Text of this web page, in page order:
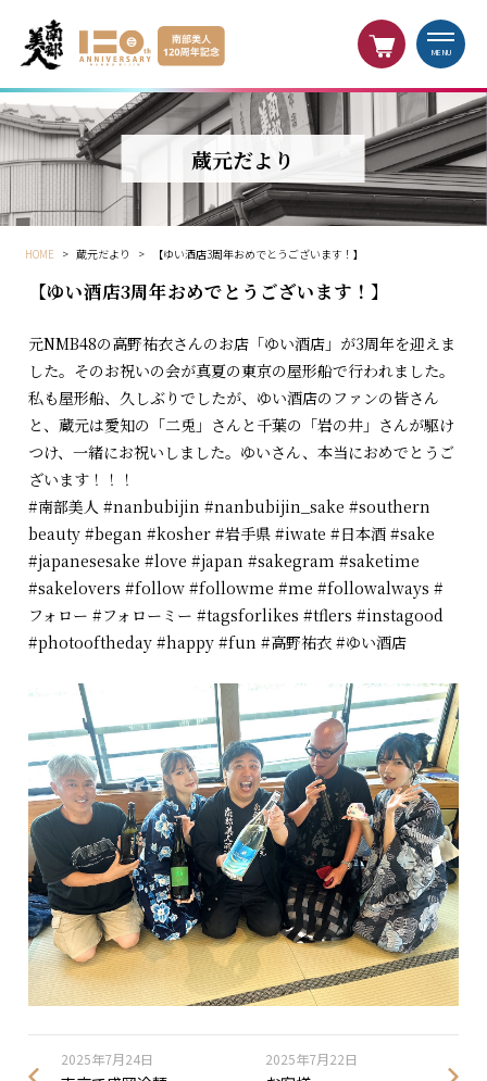
MENU
蔵元だより
HOME > 蔵元だより > 【ゆい酒店3周年おめでとうございます！】
【ゆい酒店3周年おめでとうございます！】
元NMB48の高野祐衣さんのお店「ゆい酒店」が3周年を迎えま
した。そのお祝いの会が真夏の東京の屋形船で行われました。
私も屋形船、久しぶりでしたが、ゆい酒店のファンの皆さん
と、蔵元は愛知の「二兎」さんと千葉の「岩の井」さんが駆け
つけ、一緒にお祝いしました。ゆいさん、本当におめでとうご
ざいます！！！
#南部美人 #nanbubijin #nanbubijin_sake #southern
beauty#began #kosher #岩手県 #iwate #日本酒 #sake
#japanesesake #love #japan #sakegram #saketime
#sakelovers #follow #followme #me #followalways #
フォロー #フォローミー #tagsforlikes #tflers #instagood
#photooftheday #happy #fun #高野祐衣 #ゆい酒店
2025年7月24日 2025年7月22日